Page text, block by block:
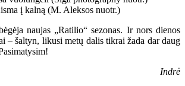
naujas „Ratilio“ sezonas. Ir nors dienos
– šaltyn, likusi metų dalis tikrai žada dar daug
Indrė